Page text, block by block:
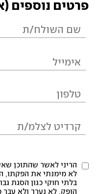
פרטים נוספים
הריני לאשר שהתוכן
לא מימנתי את הפקתו,
בלתי חוקי כגון הסגת
הופק, לא נערך ולא עבר